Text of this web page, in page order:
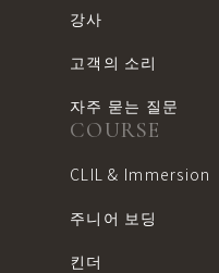
강사
고객의 소리
자주 묻는 질문
COURSE
CLIL & Immersion
주니어 보딩
킨더